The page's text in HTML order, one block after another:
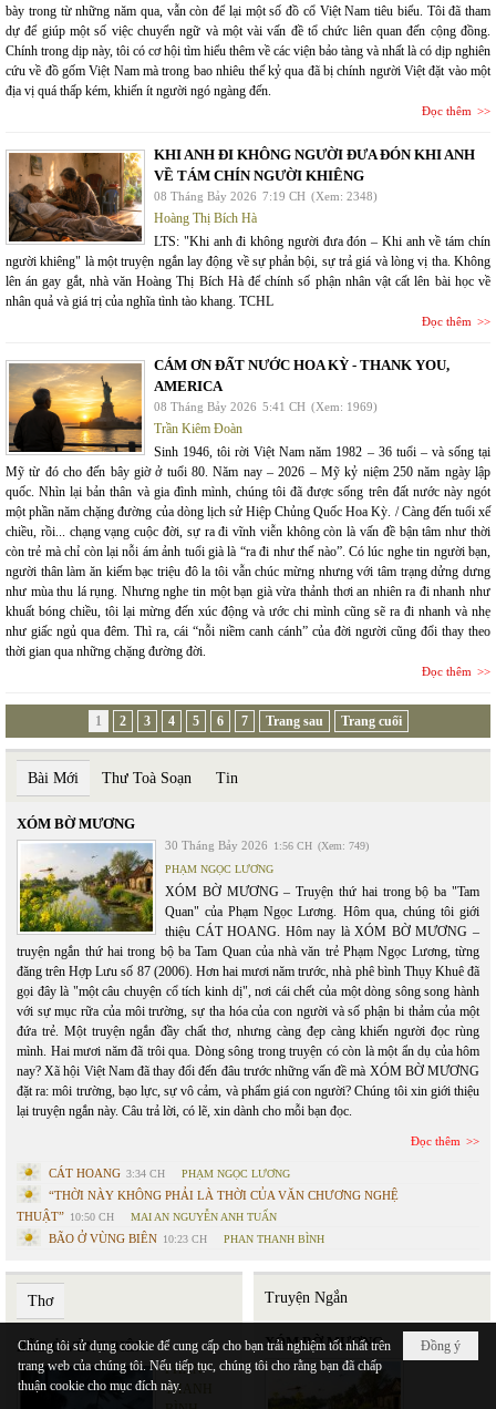
bày trong từ những năm qua, vẫn còn để lại một số đồ cổ Việt Nam tiêu biểu. Tôi đã tham
dự để giúp một số việc chuyển ngữ và một vài vấn đề tổ chức liên quan đến cộng đồng.
Chính trong dịp này, tôi có cơ hội tìm hiểu thêm về các viện bảo tàng và nhất là có dịp nghiên
cứu về đồ gốm Việt Nam mà trong bao nhiêu thế kỷ qua đã bị chính người Việt đặt vào một
địa vị quá thấp kém, khiến ít người ngó ngàng đến.
Đọc thêm
KHI ANH ĐI KHÔNG NGƯỜI ĐƯA ĐÓN KHI ANH
VỀ TÁM CHÍN NGƯỜI KHIÊNG
08 Tháng Bảy 2026 7:19 CH (Xem: 2348)
Hoàng Thị Bích Hà
LTS: "Khi anh đi không người đưa đón – Khi anh về tám chín
người khiêng" là một truyện ngắn lay động về sự phản bội, sự trả giá và lòng vị tha. Không
lên án gay gắt, nhà văn Hoàng Thị Bích Hà để chính số phận nhân vật cất lên bài học về
nhân quả và giá trị của nghĩa tình tào khang. TCHL
Đọc thêm
CÁM ƠN ĐẤT NƯỚC HOA KỲ - THANK YOU,
AMERICA
08 Tháng Bảy 2026 5:41 CH (Xem: 1969)
Trần Kiêm Đoàn
Sinh 1946, tôi rời Việt Nam năm 1982 – 36 tuổi – và sống tại
Mỹ từ đó cho đến bây giờ ở tuổi 80. Năm nay – 2026 – Mỹ kỷ niệm 250 năm ngày lập
quốc. Nhìn lại bản thân và gia đình mình, chúng tôi đã được sống trên đất nước này ngót
một phần năm chặng đường của dòng lịch sử Hiệp Chủng Quốc Hoa Kỳ. / Càng đến tuổi xế
chiều, rồi... chạng vạng cuộc đời, sự ra đi vĩnh viễn không còn là vấn đề bận tâm như thời
còn trẻ mà chỉ còn lại nỗi ám ảnh tuổi già là “ra đi như thế nào”. Có lúc nghe tin người bạn,
người thân làm ăn kiếm bạc triệu đô la tôi vẫn chúc mừng nhưng với tâm trạng dửng dưng
như mùa thu lá rụng. Nhưng nghe tin một bạn già vừa thảnh thơi an nhiên ra đi nhanh như
khuất bóng chiều, tôi lại mừng đến xúc động và ước chi mình cũng sẽ ra đi nhanh và nhẹ
như giấc ngủ qua đêm. Thì ra, cái “nỗi niềm canh cánh” của đời người cũng đổi thay theo
thời gian qua những chặng đường đời.
Đọc thêm
1 2 3 4 5 6 7 Trang sau Trang cuối
Bài Mới Thư Toà Soạn Tin
XÓM BỜ MƯƠNG
30 Tháng Bảy 2026 1:56 CH (Xem: 749)
PHẠM NGỌC LƯƠNG
XÓM BỜ MƯƠNG – Truyện thứ hai trong bộ ba "Tam
Quan" của Phạm Ngọc Lương. Hôm qua, chúng tôi giới
thiệu CÁT HOANG. Hôm nay là XÓM BỜ MƯƠNG –
truyện ngắn thứ hai trong bộ ba Tam Quan của nhà văn trẻ Phạm Ngọc Lương, từng
đăng trên Hợp Lưu số 87 (2006). Hơn hai mươi năm trước, nhà phê bình Thụy Khuê đã
gọi đây là "một câu chuyện cổ tích kinh dị", nơi cái chết của một dòng sông song hành
với sự mục rữa của môi trường, sự tha hóa của con người và số phận bi thảm của một
đứa trẻ. Một truyện ngắn đầy chất thơ, nhưng càng đẹp càng khiến người đọc rùng
mình. Hai mươi năm đã trôi qua. Dòng sông trong truyện có còn là một ẩn dụ của hôm
nay? Xã hội Việt Nam đã thay đổi đến đâu trước những vấn đề mà XÓM BỜ MƯƠNG
đặt ra: môi trường, bạo lực, sự vô cảm, và phẩm giá con người? Chúng tôi xin giới thiệu
lại truyện ngắn này. Câu trả lời, có lẽ, xin dành cho mỗi bạn đọc.
Đọc thêm
CÁT HOANG 3:34 CH PHẠM NGỌC LƯƠNG
“THỜI NÀY KHÔNG PHẢI LÀ THỜI CỦA VĂN CHƯƠNG NGHỆ
THUẬT” 10:50 CH MAI AN NGUYỄN ANH TUẤN
BÃO Ở VÙNG BIÊN 10:23 CH PHAN THANH BÌNH
Thơ
BÃO Ở VÙNG BIÊN
PHAN
THANH
Truyện Ngắn
XÓM BỜ MƯƠNG Đồng ý
Chúng tôi sử dụng cookie để cung cấp cho bạn trải nghiệm tốt nhất trên
trang web của chúng tôi. Nếu tiếp tục, chúng tôi cho rằng bạn đã chấp
thuận cookie cho mục đích này.